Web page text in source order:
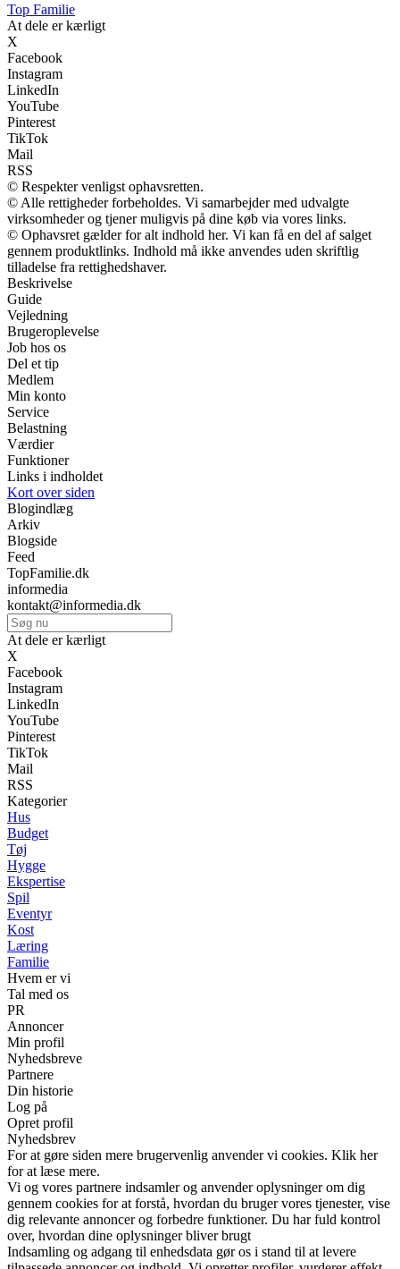
Top Familie
At dele er kærligt
X
Facebook
Instagram
LinkedIn
YouTube
Pinterest
TikTok
Mail
RSS
© Respekter venligst ophavsretten.
© Alle rettigheder forbeholdes. Vi samarbejder med udvalgte
virksomheder og tjener muligvis på dine køb via vores links.
© Ophavsret gælder for alt indhold her. Vi kan få en del af salget
gennem produktlinks. Indhold må ikke anvendes uden skriftlig
tilladelse fra rettighedshaver.
Beskrivelse
Guide
Vejledning
Brugeroplevelse
Job hos os
Del et tip
Medlem
Min konto
Service
Belastning
Værdier
Funktioner
Links i indholdet
Kort over siden
Blogindlæg
Arkiv
Blogside
Feed
TopFamilie.dk
informedia
kontakt@informedia.dk
At dele er kærligt
X
Facebook
Instagram
LinkedIn
YouTube
Pinterest
TikTok
Mail
RSS
Kategorier
Hus
Budget
Tøj
Hygge
Ekspertise
Spil
Eventyr
Kost
Læring
Familie
Hvem er vi
Tal med os
PR
Annoncer
Min profil
Nyhedsbreve
Partnere
Din historie
Log på
Opret profil
Nyhedsbrev
For at gøre siden mere brugervenlig anvender vi cookies. Klik her
for at læse mere.
Vi og vores partnere indsamler og anvender oplysninger om dig
gennem cookies for at forstå, hvordan du bruger vores tjenester, vise
dig relevante annoncer og forbedre funktioner. Du har fuld kontrol
over, hvordan dine oplysninger bliver brugt
Indsamling og adgang til enhedsdata gør os i stand til at levere